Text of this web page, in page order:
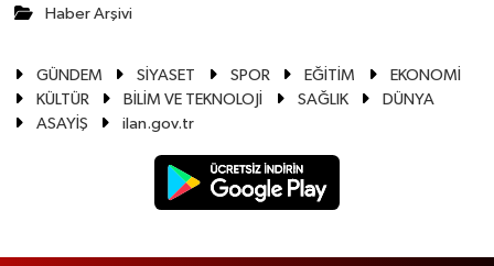
Haber Arşivi
GÜNDEM SİYASET SPOR EĞİTİM
EKONOMİ
KÜLTÜR
BİLİM VE TEKNOLOJİ SAĞLIK
DÜNYA
ASAYİŞ
ilan.gov.tr